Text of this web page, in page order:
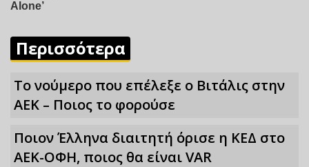
Περισσότερα
Το νούμερο που επέλεξε ο Βιτάλις στην
ΑΕΚ – Ποιος το φορούσε
Ποιον Έλληνα διαιτητή όρισε η ΚΕΔ στο
ΑΕΚ-ΟΦΗ, ποιος θα είναι VAR